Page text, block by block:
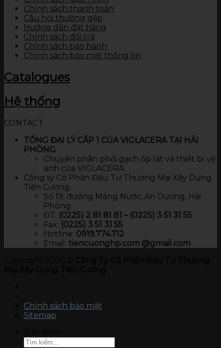
Chính sách thanh toán
Câu hỏi thường gặp
Hướng dẫn đặt hàng
Chính sách đổi trả
Chính sách bảo hành
Chính sách bảo mật thông tin
Catalogues
Hệ thống
CONTACT
TỔNG ĐẠI LÝ CẤP 1 CỦA VIGLACERA TẠI HẢI
PHÒNG
Chuyên phân phối gạch ốp lát và thiết bị vệ
sinh của VIGLACERA.
Công ty Cổ Phần Đầu Tư Thương Mại Xây Dựng
Tiến Cường.
Số 19, đường Máng Nước, An Dương, Hải
Phòng.
ĐT: (0225) 2 81 81 81 – (0225) 3 51 31 55
Fax: (0225) 3 51 31 55
Hotline: 0919.774.712​
Email: tiencuonghp.com @gmail.com
Chính sách bảo mật
Sitemap